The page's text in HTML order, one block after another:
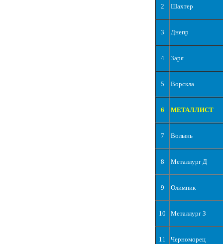
2 Шахтер
3 Днепр
4 Заря
5 Ворскла
6 МЕТАЛЛИСТ
7 Волынь
8 Металлург Д
9 Олимпик
10 Металлург З
11 Черноморец